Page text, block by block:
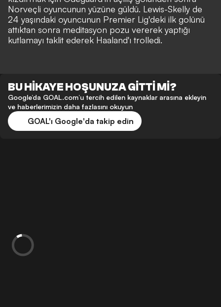
Norveçli oyuncunun yüzüne güldü. Lewis-Skelly de
24 yaşındaki oyuncunun Premier Lig'deki ilk golünü
attıktan sonra meditasyon pozu vererek yaptığı
kutlamayı taklit ederek Haaland'ı trolledi.
BU HİKAYE HOŞUNUZA GİTTİ Mİ?
Google’da GOAL.com’u tercih edilen kaynaklar arasına ekleyin
ve haberlerimizin daha fazlasını okuyun
GOAL'ı Google'da takip edin